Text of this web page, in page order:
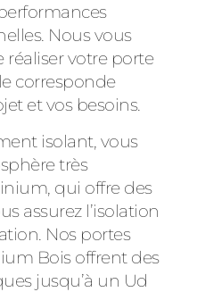
Nous vous
réaliser votre porte
corresponde
et vos besoins.
isolant, vous
très
qui offre des
assurez l’isolation
Nos portes
Bois offrent des
jusqu’à un Ud